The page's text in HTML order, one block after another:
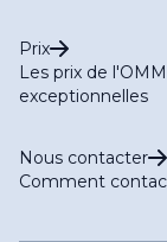
Prix
Les prix de
exceptionnelles
Nous contacter
Comment